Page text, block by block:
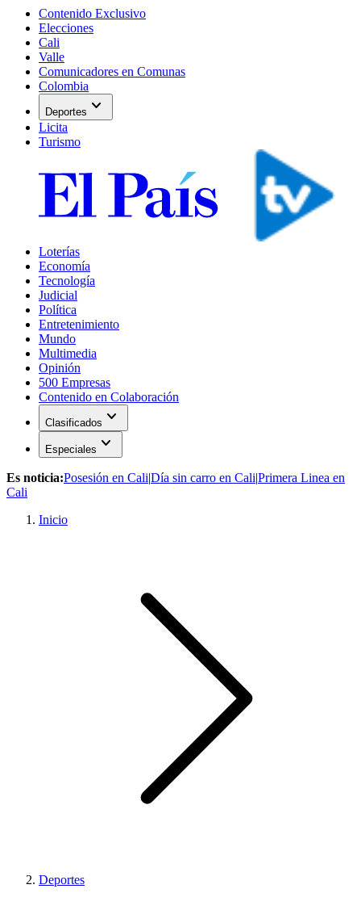
Contenido Exclusivo
Elecciones
Cali
Valle
Comunicadores en Comunas
Colombia
Deportes expand_more
Licita
Turismo
Loterías
Economía
Tecnología
Judicial
Política
Entretenimiento
Mundo
Multimedia
Opinión
500 Empresas
Contenido en Colaboración
Clasificados expand_more
Especiales expand_more
Es noticia:Posesión en Cali|Día sin carro en Cali|Primera Linea en
Cali
Inicio
Deportes